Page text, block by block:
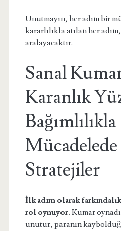
Unutmayın, her adım bir
kararlılıkla atılan her
aralayacaktır.
Sanal
Karanlık
Bağımlılıkla
Stratejiler
İlk adım olarak
rol oynuyor. Kumar
unutur, paranın